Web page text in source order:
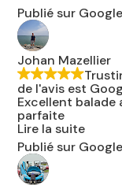
Publié sur Google
Johan Mazellier
de l'avis est
Excellent
parfaite
Lire la suite
Publié sur Google